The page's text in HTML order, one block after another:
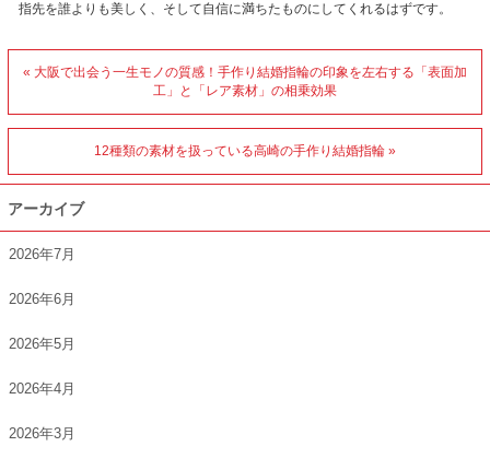
指先を誰よりも美しく、そして自信に満ちたものにしてくれるはずです。
« 大阪で出会う一生モノの質感！手作り結婚指輪の印象を左右する「表面加
工」と「レア素材」の相乗効果
12種類の素材を扱っている高崎の手作り結婚指輪 »
アーカイブ
2026年7月
2026年6月
2026年5月
2026年4月
2026年3月